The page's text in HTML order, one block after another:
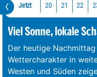
Jetzt 20 21 22
Viel Sonne, lokale
Der heutige
Wettercharakter in
Westen und Süden